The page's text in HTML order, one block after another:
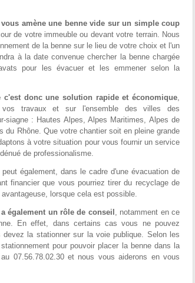
amène une benne vide sur un simple coup
de votre immeuble ou devant votre terrain. Nous
de la benne sur le lieu de votre choix et l'un
à la date convenue chercher la benne chargée
pour les évacuer et les emmener selon la
c'est donc une solution rapide et économique,
vos travaux et sur l'ensemble des villes des
siagne : Hautes Alpes, Alpes Maritimes, Alpes de
du Rhône. Que votre chantier soit en pleine grande
à votre situation pour vous fournir un service
de professionalisme.
peut également, dans le cadre d'une évacuation de
financier que vous pourriez tirer du recyclage de
lorsque cela est possible.
également un rôle de conseil , notamment en ce
En effet, dans certains cas vous ne pouvez
la stationner sur la voie publique. Selon les
pour pouvoir placer la benne dans la
07.56.78.02.30 et nous vous aiderons en vous